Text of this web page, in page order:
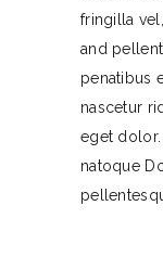
fringilla
and
penatibus
nascetur
eget dolor.
natoque